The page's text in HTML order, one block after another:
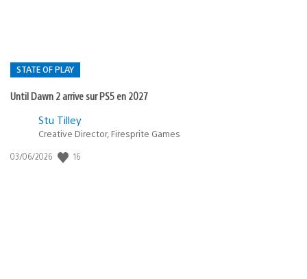
STATE OF PLAY
Until Dawn 2 arrive sur PS5 en 2027
Postée
:
Stu Tilley
Creative Director, Firesprite Games
Date
03/06/2026 16